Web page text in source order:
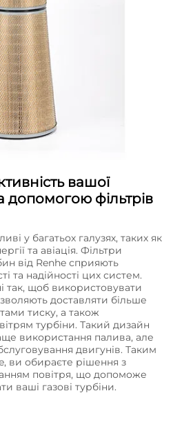
вашої
допомогою фільтрів
у багатьох галузях, таких як
та авіація. Фільтри
від Renhe сприяють
та надійності цих систем.
так, щоб використовувати
доставляти більше
тиску, а також
турбіни. Такий дизайн
використання палива, але
двигунів. Таким
ви обираєте рішення з
повітря, що допоможе
ваші газові турбіни.